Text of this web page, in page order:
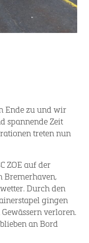
Ende zu und wir
spannende Zeit
treten nun
ZOE auf der
Bremerhaven,
Durch den
gingen
verloren.
an Bord